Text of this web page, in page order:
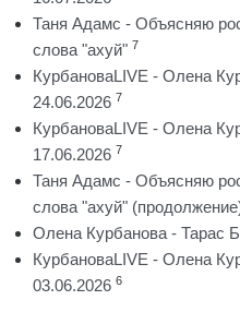
Таня Адамс - Объясняю
слова "ахуй" 7
КурбановаLIVE - Олена
24.06.2026 7
КурбановаLIVE - Олена
17.06.2026 7
Таня Адамс - Объясняю
слова "ахуй"
Олена Курбанова - Тарас
КурбановаLIVE - Олена
03.06.2026 6